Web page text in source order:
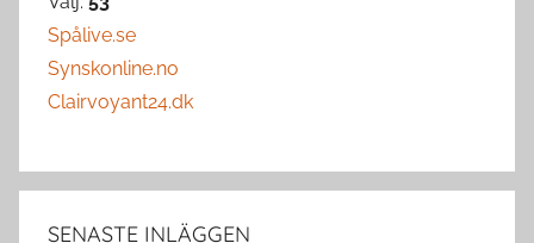
Spålive.se
Synskonline.no
Clairvoyant24.dk
SENASTE INLÄGGEN